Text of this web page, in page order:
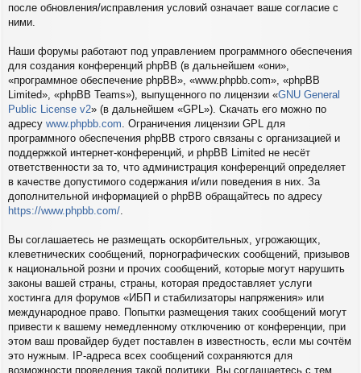
после обновления/исправления условий означает ваше согласие с
ними.
Наши форумы работают под управлением программного обеспечения
для создания конференций phpBB (в дальнейшем «они»,
«программное обеспечение phpBB», «www.phpbb.com», «phpBB
Limited», «phpBB Teams»), выпущенного по лицензии «GNU General
Public License v2» (в дальнейшем «GPL»). Скачать его можно по
адресу www.phpbb.com . Ограничения лицензии GPL для
программного обеспечения phpBB строго связаны с организацией и
поддержкой интернет-конференций, и phpBB Limited не несёт
ответственности за то, что администрация конференций определяет
в качестве допустимого содержания и/или поведения в них. За
дополнительной информацией о phpBB обращайтесь по адресу
https://www.phpbb.com/
Вы соглашаетесь не размещать оскорбительных, угрожающих,
клеветнических сообщений, порнографических сообщений, призывов
к национальной розни и прочих сообщений, которые могут нарушить
законы вашей страны, страны, которая предоставляет услуги
хостинга для форумов «ИБП и стабилизаторы напряжения» или
международное право. Попытки размещения таких сообщений могут
привести к вашему немедленному отключению от конференции, при
этом ваш провайдер будет поставлен в известность, если мы сочтём
это нужным. IP-адреса всех сообщений сохраняются для
возможности проведения такой политики. Вы соглашаетесь с тем,